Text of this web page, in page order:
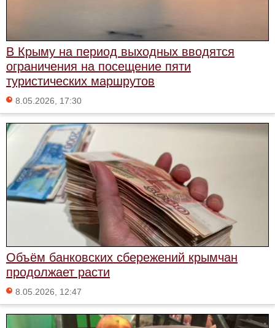
В Крыму на период выходных вводятся
ограничения на посещение пяти
туристических маршрутов
8.05.2026, 17:30
Объём банковских сбережений крымчан
продолжает расти
8.05.2026, 12:47